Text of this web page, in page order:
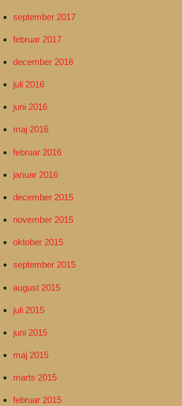
september 2017
februar 2017
december 2016
juli 2016
juni 2016
maj 2016
februar 2016
januar 2016
december 2015
november 2015
oktober 2015
september 2015
august 2015
juli 2015
juni 2015
maj 2015
marts 2015
februar 2015